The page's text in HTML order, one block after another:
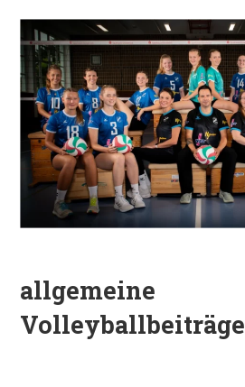
allgemeine
Volleyballbeiträge